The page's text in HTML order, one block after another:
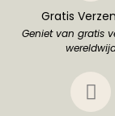
Gratis
Geniet van gratis